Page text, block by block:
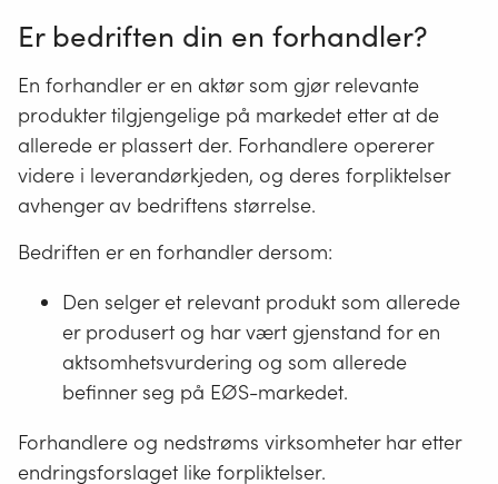
Er bedriften din en forhandler?
En forhandler er en aktør som gjør relevante
produkter tilgjengelige på markedet etter at de
allerede er plassert der. Forhandlere opererer
videre i leverandørkjeden, og deres forpliktelser
avhenger av bedriftens størrelse.
Bedriften er en forhandler dersom:
Den selger et relevant produkt som allerede
er produsert og har vært gjenstand for en
aktsomhetsvurdering og som allerede
befinner seg på EØS-markedet.
Forhandlere og nedstrøms virksomheter har etter
endringsforslaget like forpliktelser.